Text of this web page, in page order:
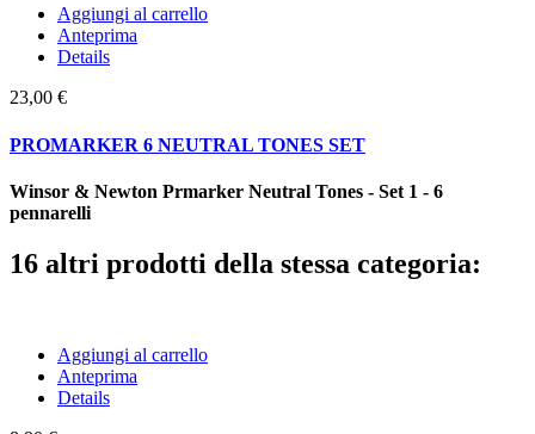
Aggiungi al carrello
Anteprima
Details
23,00 €
PROMARKER 6 NEUTRAL TONES SET
Winsor & Newton Prmarker Neutral Tones - Set 1 - 6
pennarelli
16 altri prodotti della stessa categoria:
Aggiungi al carrello
Anteprima
Details